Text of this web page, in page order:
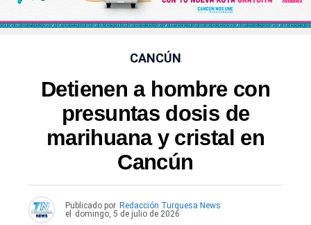
CANCÚN
Detienen a hombre con
presuntas dosis de
marihuana y cristal en
Cancún
Publicado por Redacción Turquesa News
el
domingo, 5 de julio de 2026